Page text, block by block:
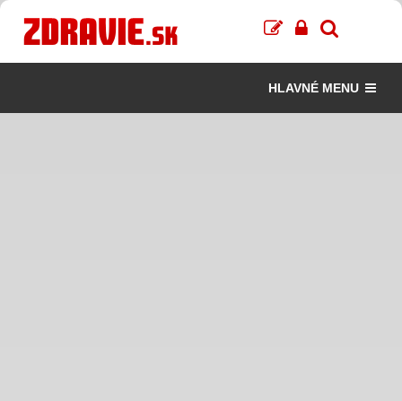
HLAVNÉ MENU